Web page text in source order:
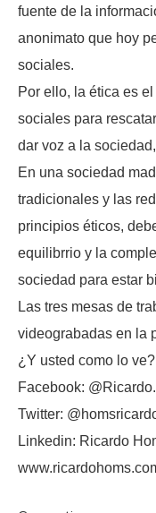
fuente de la
anonimato que hoy
sociales.
Por ello, la ética es
sociales para
dar voz a la
En una sociedad
tradicionales y las
principios éticos,
equilibrrio y la
sociedad para estar
Las tres mesas de
videograbadas en la
¿Y usted como lo ve?
Facebook:
Twitter:
Linkedin: Ricardo